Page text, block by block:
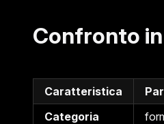
Confronto
Caratteristica
Categoria